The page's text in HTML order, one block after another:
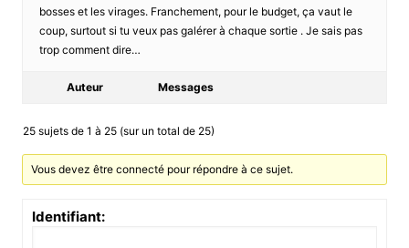
bosses et les virages. Franchement, pour le budget, ça vaut le
coup, surtout si tu veux pas galérer à chaque sortie . Je sais pas
trop comment dire…
Auteur Messages
25 sujets de 1 à 25 (sur un total de 25)
Vous devez être connecté pour répondre à ce sujet.
Identifiant: